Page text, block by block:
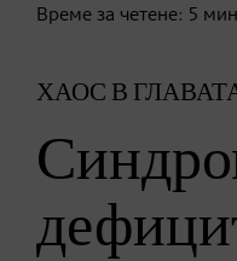
Време за четене: 5 мин
ХАОС В